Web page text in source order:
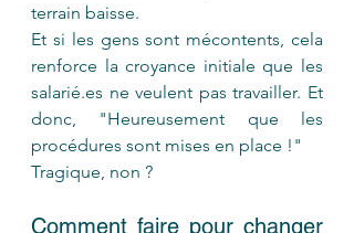
terrain baisse.
Et si les gens sont mécontents, cela
renforce la croyance initiale que les
salarié.es ne veulent pas travailler. Et
donc, "Heureusement que les
procédures sont mises en place !"
Tragique, non ?
Comment faire pour changer